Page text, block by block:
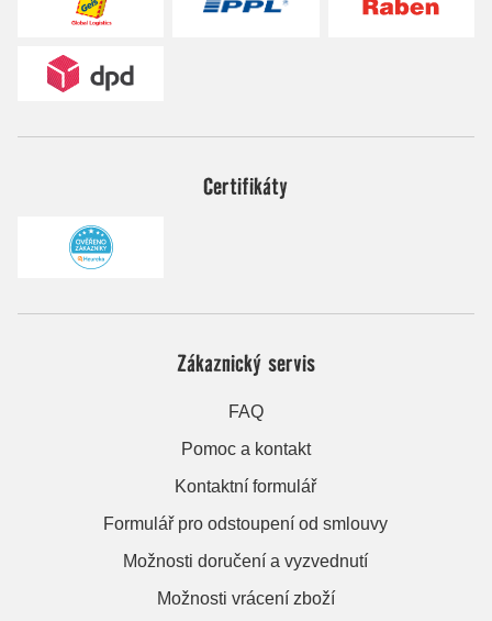
Certifikáty
Zákaznický servis
FAQ
Pomoc a kontakt
Kontaktní formulář
Formulář pro odstoupení od smlouvy
Možnosti doručení a vyzvednutí
Možnosti vrácení zboží